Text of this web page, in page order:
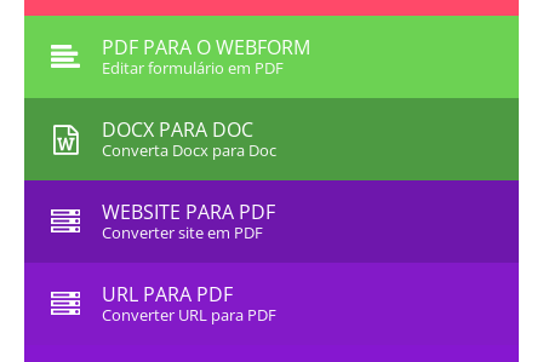
PDF PARA O WEBFORM
Editar formulário em PDF
DOCX PARA DOC
Converta Docx para Doc
WEBSITE PARA PDF
Converter site em PDF
URL PARA PDF
Converter URL para PDF